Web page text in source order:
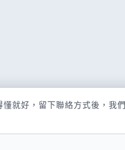
就好，留下聯絡方式後，我